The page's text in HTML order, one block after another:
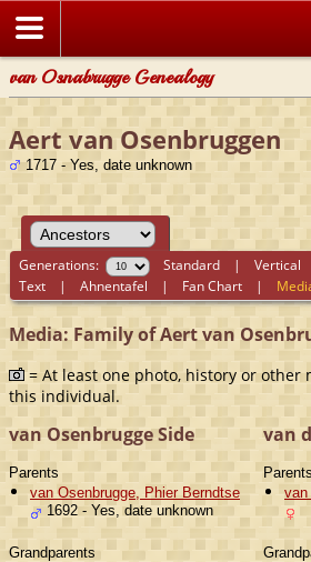
van Osnabrugge Genealogy
Aert van Osenbruggen
1717 - Yes, date unknown
Generations: Standard |Vertical
Text |Ahnentafel | Fan Chart |
Media: Family of Aert van
= At least one photo, history or other
this individual.
van Osenbrugge Side
Parents
van Osenbrugge, Phier Berndtse
1692 - Yes, date unknown
Grandparents
van
Parents
van